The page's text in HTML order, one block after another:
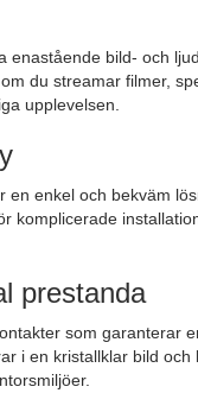
bild- och
du streamar filmer,
upplevelsen.
enkel och bekväm
komplicerade
prestanda
som garanterar
i en kristallklar bild